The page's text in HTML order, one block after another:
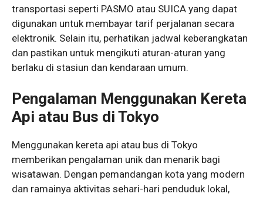
transportasi seperti PASMO atau SUICA yang dapat
digunakan untuk membayar tarif perjalanan secara
elektronik. Selain itu, perhatikan jadwal keberangkatan
dan pastikan untuk mengikuti aturan-aturan yang
berlaku di stasiun dan kendaraan umum.
Pengalaman Menggunakan Kereta
Api atau Bus di Tokyo
Menggunakan kereta api atau bus di Tokyo
memberikan pengalaman unik dan menarik bagi
wisatawan. Dengan pemandangan kota yang modern
dan ramainya aktivitas sehari-hari penduduk lokal,